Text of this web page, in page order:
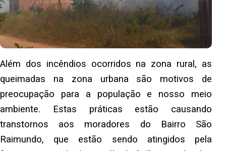
Além dos incêndios ocorridos na zona rural, as
queimadas na zona urbana são motivos de
preocupação para a população e nosso meio
ambiente. Estas práticas estão causando
transtornos aos moradores do Bairro São
Raimundo, que estão sendo atingidos pela